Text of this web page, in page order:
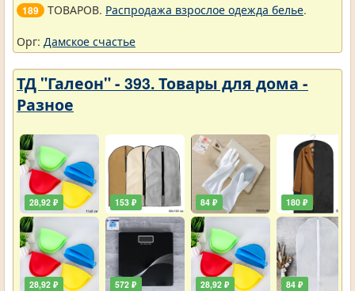
189 ТОВАРОВ. Распродажа взрослое одежда белье.
Орг: Дамское счастье
ТД "Галеон" - 393. Товары для дома -
Разное
28,92 ₽
28,92 ₽
153 ₽
572 ₽
84 ₽
28,92 ₽
180 ₽
84 ₽